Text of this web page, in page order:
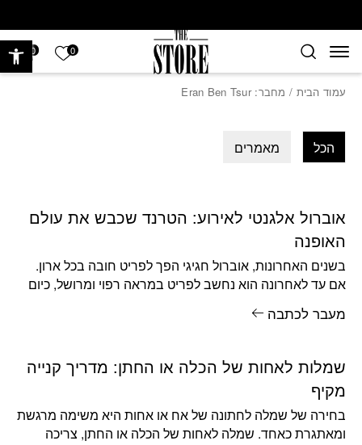
0 הרשימה
0
עמוד הבית / מחבר: Eran Ben Tsur
הכל מאמרים
אוברול אלגנטי לאירוע: הטרנד שכבש את עולם
האופנה
בשנים האחרונות, אוברול חגיגי הפך לפריט חובה בכל ארון.
אם עד לאחרונה הוא נחשב לפריט במראה רפוי ומרושל, כיום
מעבר לכתבה
שמלות לאחות של הכלה או החתן: מדריך קנייה
מקיף
בחירה של שמלה לחתונה של אח או אחות היא משימה מרגשת
ומאתגרת כאחד. שמלה לאחות של הכלה או החתן, צריכה